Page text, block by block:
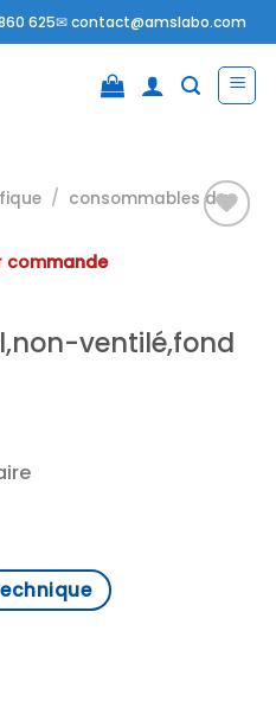
625✉contact@amslabo.com
liste
d’envies
/ consommables da
commande
ventilé,fond